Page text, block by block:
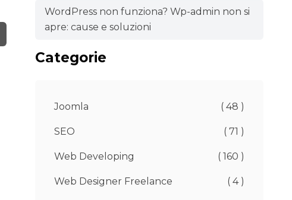
WordPress non funziona? Wp-admin non si
apre: cause e soluzioni
Categorie
Joomla ( 48 )
SEO ( 71 )
Web Developing ( 160 )
Web Designer Freelance ( 4 )